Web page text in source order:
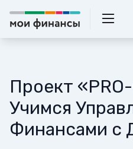
Проект
Учимся
Финансами с